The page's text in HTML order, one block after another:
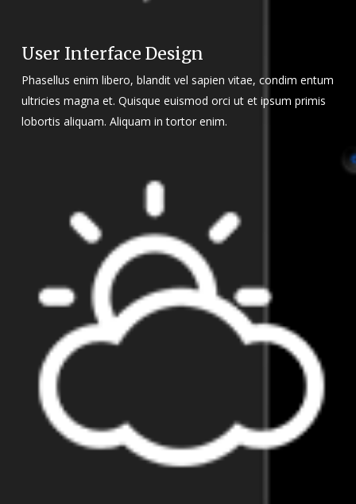
User Interface Design
Phasellus enim libero, blandit vel sapien vitae, condim entum
ultricies magna et. Quisque euismod orci ut et ipsum primis
lobortis aliquam. Aliquam in tortor enim.